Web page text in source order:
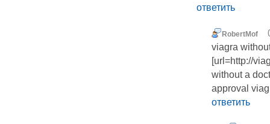
ответить
RobertMof
viagra
[url=http://
without a
approval
ответить